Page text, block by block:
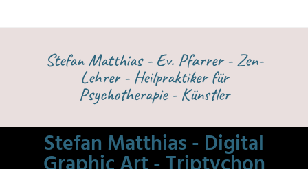
Stefan Matthias - Ev. Pfarrer - Zen-
Lehrer - Heilpraktiker für
Psychotherapie - Künstler
Stefan Matthias - Digital